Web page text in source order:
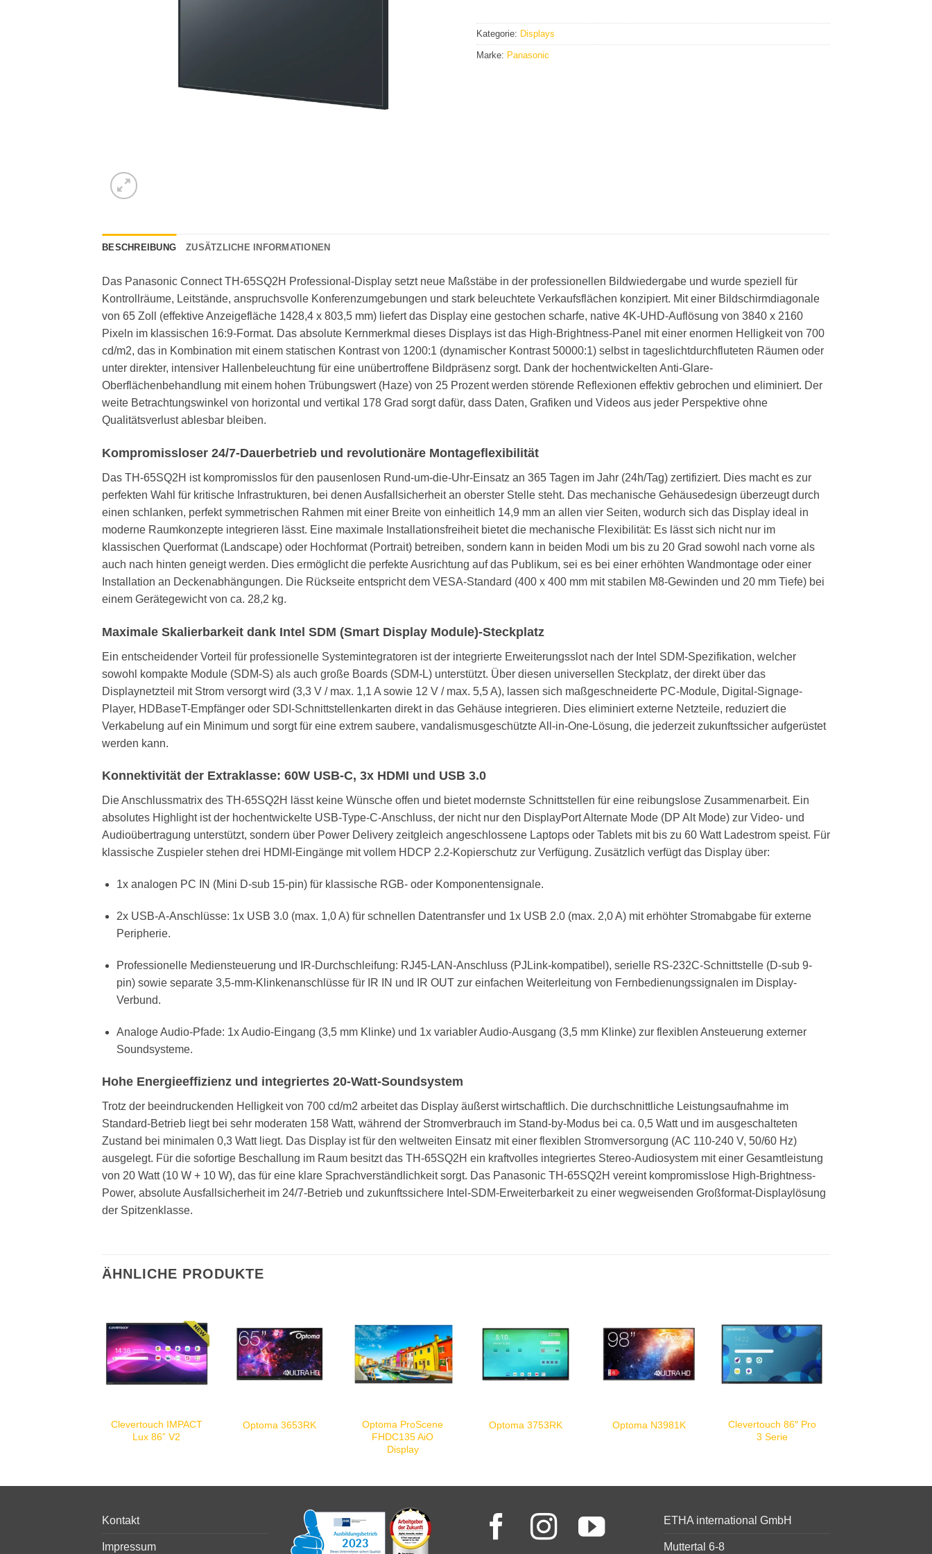
Kategorie: Displays
Marke: Panasonic
BESCHREIBUNG ZUSÄTZLICHE INFORMATIONEN
Das Panasonic Connect TH-65SQ2H Professional-Display setzt neue Maßstäbe in der professionellen Bildwiedergabe und wurde speziell für
Kontrollräume, Leitstände, anspruchsvolle Konferenzumgebungen und stark beleuchtete Verkaufsflächen konzipiert. Mit einer Bildschirmdiagonale
von 65 Zoll (effektive Anzeigefläche 1428,4 x 803,5 mm) liefert das Display eine gestochen scharfe, native 4K-UHD-Auflösung von 3840 x 2160
Pixeln im klassischen 16:9-Format. Das absolute Kernmerkmal dieses Displays ist das High-Brightness-Panel mit einer enormen Helligkeit von 700
cd/m2, das in Kombination mit einem statischen Kontrast von 1200:1 (dynamischer Kontrast 50000:1) selbst in tageslichtdurchfluteten Räumen oder
unter direkter, intensiver Hallenbeleuchtung für eine unübertroffene Bildpräsenz sorgt. Dank der hochentwickelten Anti-Glare-
Oberflächenbehandlung mit einem hohen Trübungswert (Haze) von 25 Prozent werden störende Reflexionen effektiv gebrochen und eliminiert. Der
weite Betrachtungswinkel von horizontal und vertikal 178 Grad sorgt dafür, dass Daten, Grafiken und Videos aus jeder Perspektive ohne
Qualitätsverlust ablesbar bleiben.
Kompromissloser 24/7-Dauerbetrieb und revolutionäre Montageflexibilität
Das TH-65SQ2H ist kompromisslos für den pausenlosen Rund-um-die-Uhr-Einsatz an 365 Tagen im Jahr (24h/Tag) zertifiziert. Dies macht es zur
perfekten Wahl für kritische Infrastrukturen, bei denen Ausfallsicherheit an oberster Stelle steht. Das mechanische Gehäusedesign überzeugt durch
einen schlanken, perfekt symmetrischen Rahmen mit einer Breite von einheitlich 14,9 mm an allen vier Seiten, wodurch sich das Display ideal in
moderne Raumkonzepte integrieren lässt. Eine maximale Installationsfreiheit bietet die mechanische Flexibilität: Es lässt sich nicht nur im
klassischen Querformat (Landscape) oder Hochformat (Portrait) betreiben, sondern kann in beiden Modi um bis zu 20 Grad sowohl nach vorne als
auch nach hinten geneigt werden. Dies ermöglicht die perfekte Ausrichtung auf das Publikum, sei es bei einer erhöhten Wandmontage oder einer
Installation an Deckenabhängungen. Die Rückseite entspricht dem VESA-Standard (400 x 400 mm mit stabilen M8-Gewinden und 20 mm Tiefe) bei
einem Gerätegewicht von ca. 28,2 kg.
Maximale Skalierbarkeit dank Intel SDM (Smart Display Module)-Steckplatz
Ein entscheidender Vorteil für professionelle Systemintegratoren ist der integrierte Erweiterungsslot nach der Intel SDM-Spezifikation, welcher
sowohl kompakte Module (SDM-S) als auch große Boards (SDM-L) unterstützt. Über diesen universellen Steckplatz, der direkt über das
Displaynetzteil mit Strom versorgt wird (3,3 V / max. 1,1 A sowie 12 V / max. 5,5 A), lassen sich maßgeschneiderte PC-Module, Digital-Signage-
Player, HDBaseT-Empfänger oder SDI-Schnittstellenkarten direkt in das Gehäuse integrieren. Dies eliminiert externe Netzteile, reduziert die
Verkabelung auf ein Minimum und sorgt für eine extrem saubere, vandalismusgeschützte All-in-One-Lösung, die jederzeit zukunftssicher aufgerüstet
werden kann.
Konnektivität der Extraklasse: 60W USB-C, 3x HDMI und USB 3.0
Die Anschlussmatrix des TH-65SQ2H lässt keine Wünsche offen und bietet modernste Schnittstellen für eine reibungslose Zusammenarbeit. Ein
absolutes Highlight ist der hochentwickelte USB-Type-C-Anschluss, der nicht nur den DisplayPort Alternate Mode (DP Alt Mode) zur Video- und
Audioübertragung unterstützt, sondern über Power Delivery zeitgleich angeschlossene Laptops oder Tablets mit bis zu 60 Watt Ladestrom speist. Für
klassische Zuspieler stehen drei HDMI-Eingänge mit vollem HDCP 2.2-Kopierschutz zur Verfügung. Zusätzlich verfügt das Display über:
1x analogen PC IN (Mini D-sub 15-pin) für klassische RGB- oder Komponentensignale.
2x USB-A-Anschlüsse: 1x USB 3.0 (max. 1,0 A) für schnellen Datentransfer und 1x USB 2.0 (max. 2,0 A) mit erhöhter Stromabgabe für externe
Peripherie.
Professionelle Mediensteuerung und IR-Durchschleifung: RJ45-LAN-Anschluss (PJLink-kompatibel), serielle RS-232C-Schnittstelle (D-sub 9-
pin) sowie separate 3,5-mm-Klinkenanschlüsse für IR IN und IR OUT zur einfachen Weiterleitung von Fernbedienungssignalen im Display-
Verbund.
Analoge Audio-Pfade: 1x Audio-Eingang (3,5 mm Klinke) und 1x variabler Audio-Ausgang (3,5 mm Klinke) zur flexiblen Ansteuerung externer
Soundsysteme.
Hohe Energieeffizienz und integriertes 20-Watt-Soundsystem
Trotz der beeindruckenden Helligkeit von 700 cd/m2 arbeitet das Display äußerst wirtschaftlich. Die durchschnittliche Leistungsaufnahme im
Standard-Betrieb liegt bei sehr moderaten 158 Watt, während der Stromverbrauch im Stand-by-Modus bei ca. 0,5 Watt und im ausgeschalteten
Zustand bei minimalen 0,3 Watt liegt. Das Display ist für den weltweiten Einsatz mit einer flexiblen Stromversorgung (AC 110-240 V, 50/60 Hz)
ausgelegt. Für die sofortige Beschallung im Raum besitzt das TH-65SQ2H ein kraftvolles integriertes Stereo-Audiosystem mit einer Gesamtleistung
von 20 Watt (10 W + 10 W), das für eine klare Sprachverständlichkeit sorgt. Das Panasonic TH-65SQ2H vereint kompromisslose High-Brightness-
Power, absolute Ausfallsicherheit im 24/7-Betrieb und zukunftssichere Intel-SDM-Erweiterbarkeit zu einer wegweisenden Großformat-Displaylösung
der Spitzenklasse.
ÄHNLICHE PRODUKTE
Clevertouch IMPACT
Lux 86” V2
Optoma 3653RK
Optoma ProScene
FHDC135 AiO
Display
Optoma 3753RK Optoma N3981K
Clevertouch 86″ Pro
3 Serie
Kontakt
Impressum
ETHA international GmbH
Muttertal 6-8